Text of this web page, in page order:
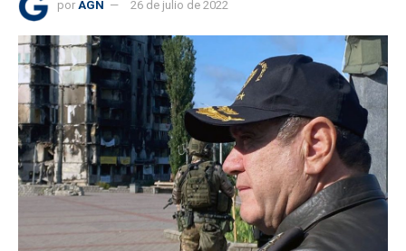
por AGN 26 de julio de 2022